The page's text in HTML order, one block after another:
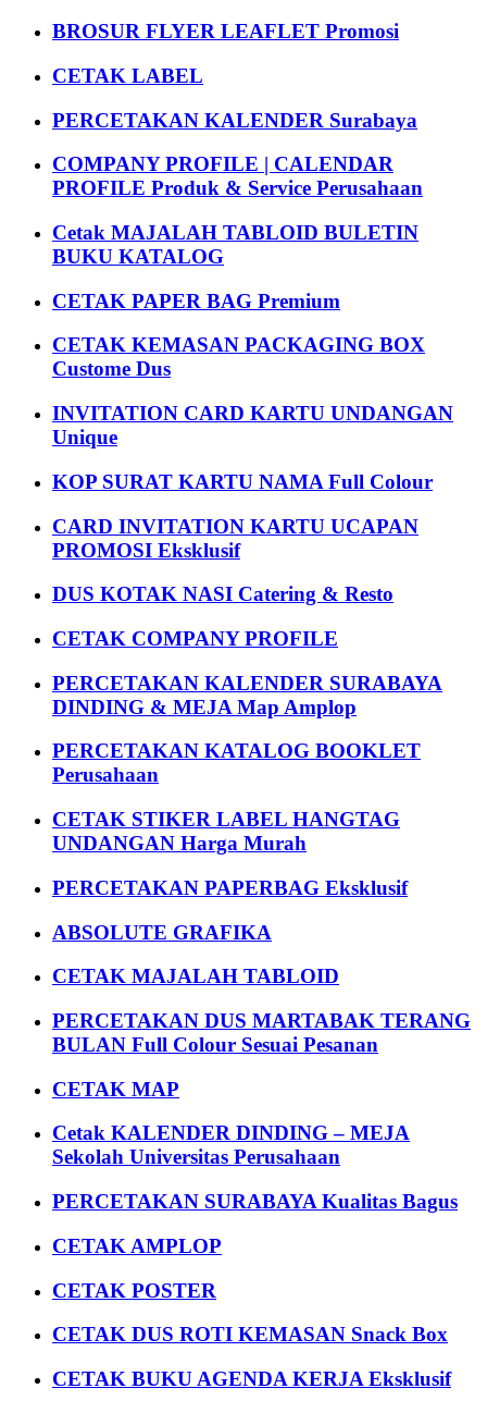
BROSUR FLYER LEAFLET Promosi
CETAK LABEL
PERCETAKAN KALENDER Surabaya
COMPANY PROFILE | CALENDAR
PROFILE Produk & Service Perusahaan
Cetak MAJALAH TABLOID BULETIN
BUKU KATALOG
CETAK PAPER BAG Premium
CETAK KEMASAN PACKAGING BOX
Custome Dus
INVITATION CARD KARTU UNDANGAN
Unique
KOP SURAT KARTU NAMA Full Colour
CARD INVITATION KARTU UCAPAN
PROMOSI Eksklusif
DUS KOTAK NASI Catering & Resto
CETAK COMPANY PROFILE
PERCETAKAN KALENDER SURABAYA
DINDING & MEJA Map Amplop
PERCETAKAN KATALOG BOOKLET
Perusahaan
CETAK STIKER LABEL HANGTAG
UNDANGAN Harga Murah
PERCETAKAN PAPERBAG Eksklusif
ABSOLUTE GRAFIKA
CETAK MAJALAH TABLOID
PERCETAKAN DUS MARTABAK TERANG
BULAN Full Colour Sesuai Pesanan
CETAK MAP
Cetak KALENDER DINDING – MEJA
Sekolah Universitas Perusahaan
PERCETAKAN SURABAYA Kualitas Bagus
CETAK AMPLOP
CETAK POSTER
CETAK DUS ROTI KEMASAN Snack Box
CETAK BUKU AGENDA KERJA Eksklusif